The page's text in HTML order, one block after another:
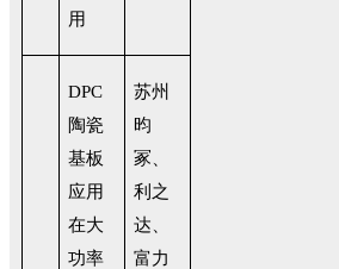
用
DPC
陶瓷
基板
应用
在大
功率
苏州
昀
冢、
利之
达、
富力